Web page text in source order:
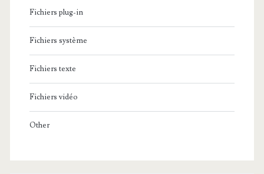
Fichiers plug-in
Fichiers système
Fichiers texte
Fichiers vidéo
Other